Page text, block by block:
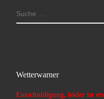
SUCHE
Wetterwarner
Entschuldigung, leider ist